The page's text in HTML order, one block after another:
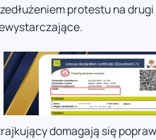
protestu na
domagają się